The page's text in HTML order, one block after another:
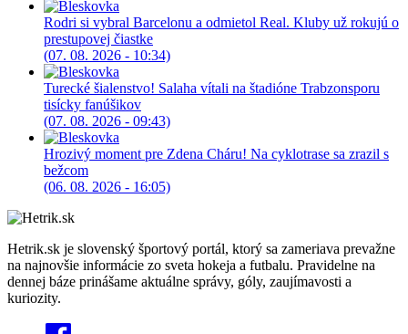
Rodri si vybral Barcelonu a odmietol Real. Kluby už rokujú o
prestupovej čiastke
(07. 08. 2026 - 10:34)
Turecké šialenstvo! Salaha vítali na štadióne Trabzonsporu
tisícky fanúšikov
(07. 08. 2026 - 09:43)
Hrozivý moment pre Zdena Cháru! Na cyklotrase sa zrazil s
bežcom
(06. 08. 2026 - 16:05)
Hetrik.sk je slovenský športový portál, ktorý sa zameriava prevažne
na najnovšie informácie zo sveta hokeja a futbalu. Pravidelne na
dennej báze prinášame aktuálne správy, góly, zaujímavosti a
kuriozity.